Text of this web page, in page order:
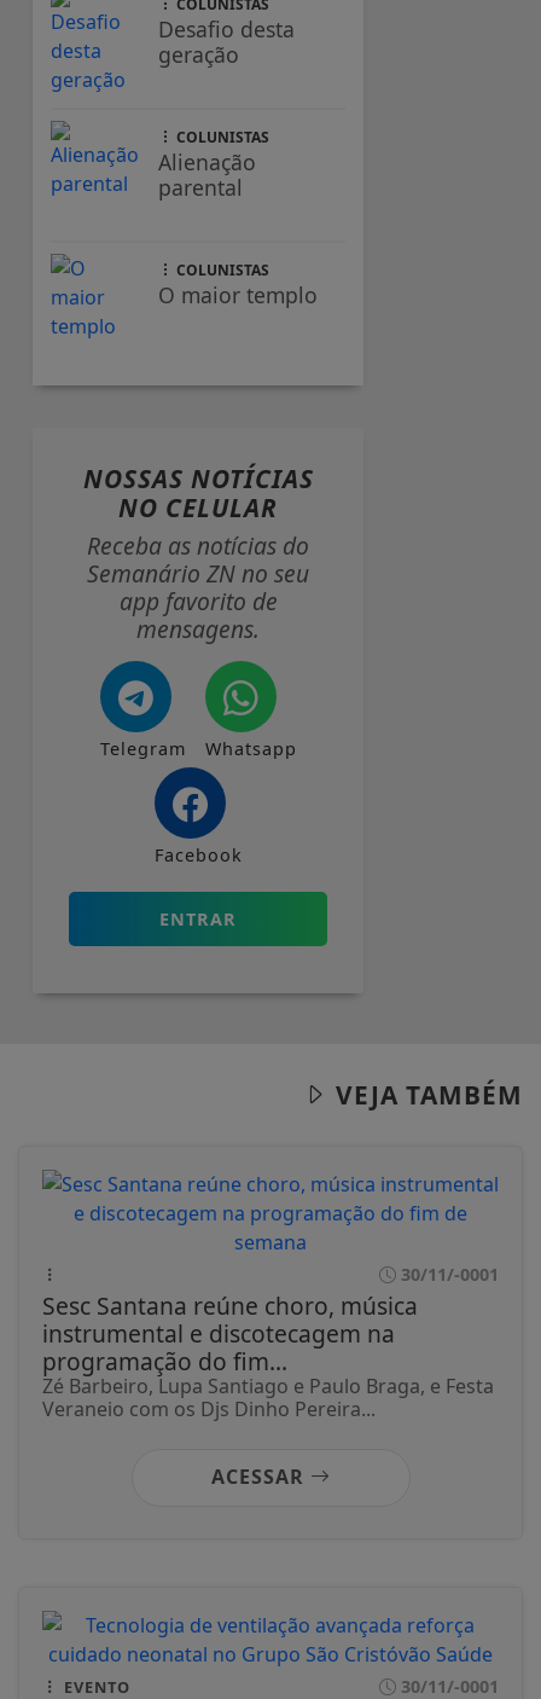
Desafio desta
geração
COLUNISTAS
Alienação
parental
COLUNISTAS
O maior templo
NOSSAS NOTÍCIAS
NO CELULAR
Receba as notícias do
Semanário ZN no seu
app favorito de
mensagens.
Telegram Whatsapp
Facebook
ENTRAR
VEJA TAMBÉM
30/11/-0001
Sesc Santana reúne choro, música
instrumental e discotecagem na
programação do fim...
Zé Barbeiro, Lupa Santiago e Paulo Braga, e Festa
Veraneio com os Djs Dinho Pereira...
ACESSAR
EVENTO 30/11/-0001